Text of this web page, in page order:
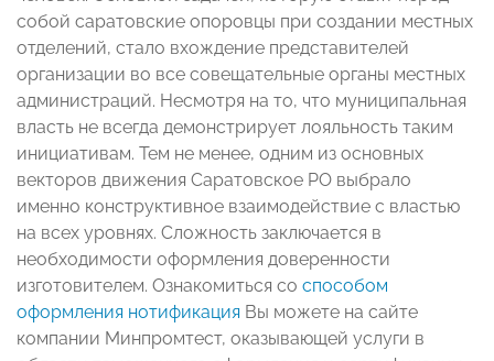
собой саратовские опоровцы при создании местных
отделений, стало вхождение представителей
организации во все совещательные органы местных
администраций. Несмотря на то, что муниципальная
власть не всегда демонстрирует лояльность таким
инициативам. Тем не менее, одним из основных
векторов движения Саратовское РО выбрало
именно конструктивное взаимодействие с властью
на всех уровнях. Сложность заключается в
необходимости оформления доверенности
изготовителем. Ознакомиться со способом
оформления нотификация Вы можете на сайте
компании Минпромтест, оказывающей услуги в